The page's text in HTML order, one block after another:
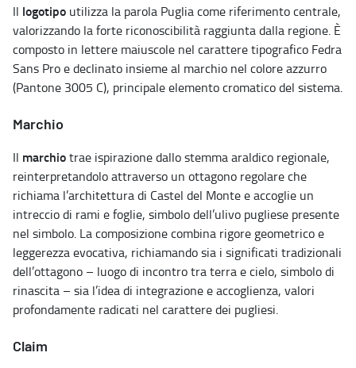
Il logotipo utilizza la parola Puglia come riferimento centrale,
valorizzando la forte riconoscibilità raggiunta dalla regione. È
composto in lettere maiuscole nel carattere tipografico Fedra
Sans Pro e declinato insieme al marchio nel colore azzurro
(Pantone 3005 C), principale elemento cromatico del sistema.
Marchio
Il marchiotrae ispirazione dallo stemma araldico regionale,
reinterpretandolo attraverso un ottagono regolare che
richiama l’architettura di Castel del Monte e accoglie un
intreccio di rami e foglie, simbolo dell’ulivo pugliese presente
nel simbolo. La composizione combina rigore geometrico e
leggerezza evocativa, richiamando sia i significati tradizionali
dell’ottagono – luogo di incontro tra terra e cielo, simbolo di
rinascita – sia l’idea di integrazione e accoglienza, valori
profondamente radicati nel carattere dei pugliesi.
Claim